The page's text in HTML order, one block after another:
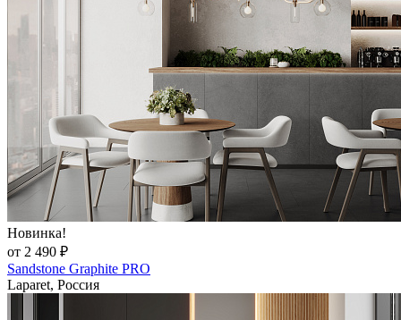
Новинка!
от 2 490 ₽
Sandstone Graphite PRO
Laparet, Россия